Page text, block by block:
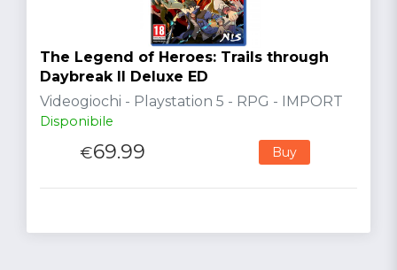
The Legend of Heroes: Trails through
Daybreak II Deluxe ED
Videogiochi - Playstation 5 - RPG - IMPORT
Disponibile
€69.99 Buy